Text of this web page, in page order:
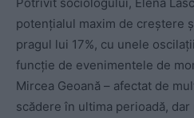
potențialul maxim de creștere
pragul lui 17%, cu unele
funcție de evenimentele de
Mircea Geoană – afectat de
scădere în ultima perioadă,